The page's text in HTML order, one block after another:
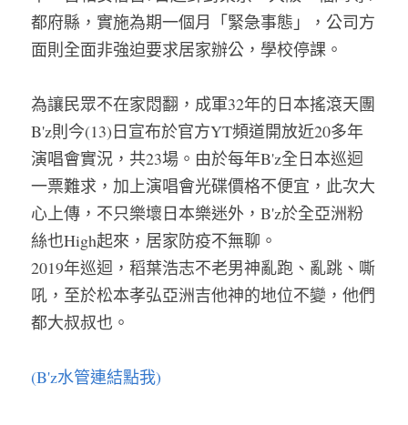
都府縣，實施為期一個月「緊急事態」，公司方
面則全面非強迫要求居家辦公，學校停課。
為讓民眾不在家悶翻，成軍32年的日本搖滾天團
B'z則今(13)日宣布於官方YT頻道開放近20多年
演唱會實況，共23場。由於每年B'z全日本巡迴
一票難求，加上演唱會光碟價格不便宜，此次大
心上傳，不只樂壞日本樂迷外，B'z於全亞洲粉
絲也High起來，居家防疫不無聊。
2019年巡迴，稻葉浩志不老男神亂跑、亂跳、嘶
吼，至於松本孝弘亞洲吉他神的地位不變，他們
都大叔叔也。
(B'z水管連結點我)